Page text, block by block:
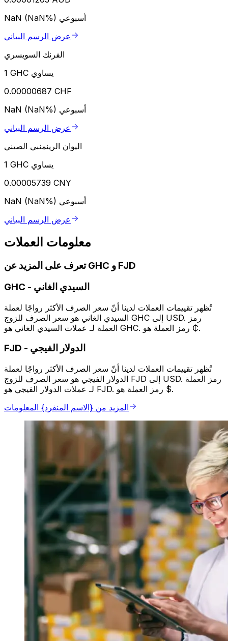
NaN (NaN%) أسبوعي
عرض الرسم البياني
الفرنك السويسري
1 GHC يساوي
0.00000687 CHF
NaN (NaN%) أسبوعي
عرض الرسم البياني
اليوان الرينمنبي الصيني
1 GHC يساوي
0.00005739 CNY
NaN (NaN%) أسبوعي
عرض الرسم البياني
معلومات العملات
تعرف على المزيد عن GHC و FJD
GHC - السيدي الغاني
تُظهر تقييمات العملات لدينا أنّ سعر الصرف الأكثر رواجًا لعملة
السيدي الغاني هو سعر الصرف للزوج GHC إلى USD. رمز
العملة لـ عملات السيدي الغاني هو GHC. رمز العملة هو ₵.
FJD - الدولار الفيجي
تُظهر تقييمات العملات لدينا أنّ سعر الصرف الأكثر رواجًا لعملة
الدولار الفيجي هو سعر الصرف للزوج FJD إلى USD. رمز العملة
لـ عملات الدولار الفيجي هو FJD. رمز العملة هو $.
المزيد من {الاسم المنفرد} المعلومات